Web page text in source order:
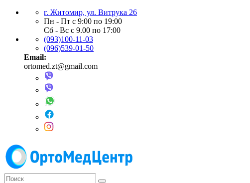
г. Житомир, ул. Витрука 26
Пн - Пт с 9:00 по 19:00
Сб - Вс с 9.00 по 17:00
(093)100-11-03
(096)539-01-50
Email:
ortomed.zt@gmail.com